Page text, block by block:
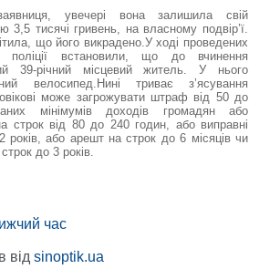
увечері вона залишила свій
3,5 тисячі гривень, на власному подвір’ї.
що його викрадено.У ході проведених
поліції встановили, що до вчинення
39-річний місцевий житель. У нього
велосипед.Нині триває з’ясування
може загрожувати штраф від 50 до
мінімумів доходів громадян або
строк від 80 до 240 годин, або виправні
років, або арешт на строк до 6 місяців чи
до 3 років.
час
від sinoptik.ua